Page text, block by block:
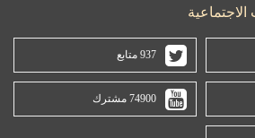
937 متابع
74900 مشترك